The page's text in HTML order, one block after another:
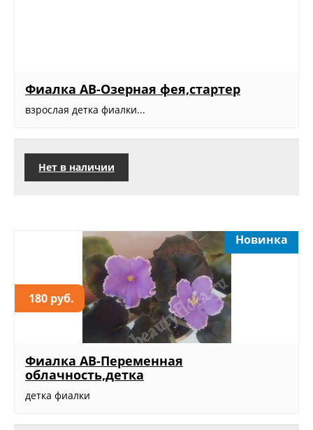
Фиалка АВ-Озерная фея,стартер
взрослая детка фиалки...
Нет в наличии
180 руб.
Новинка
Фиалка АВ-Переменная
облачность,детка
детка фиалки